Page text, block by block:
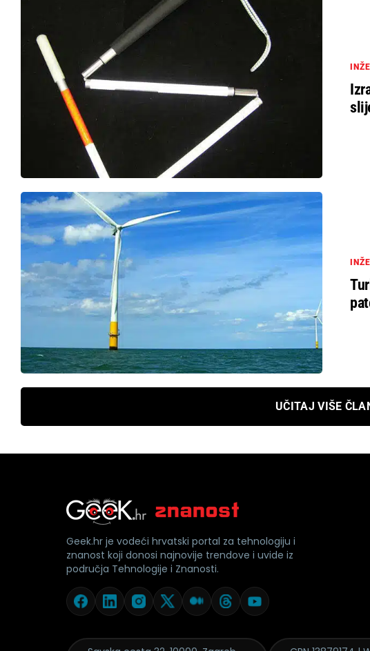
UČITAJ VIŠE
Geek.hr je vodeći hrvatski portal za tehnologiju i
znanost koji donosi najnovije trendove i uvide iz
područja Tehnologije i Znanosti.